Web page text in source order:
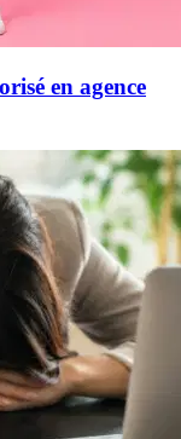
en agence